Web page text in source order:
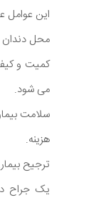
این عوامل
محل دندان
کمیت و
می شود.
سلامت
هزینه.
ترجیح
یک جراح